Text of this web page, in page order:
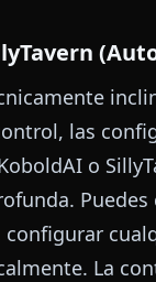
las
o
Puedes
La